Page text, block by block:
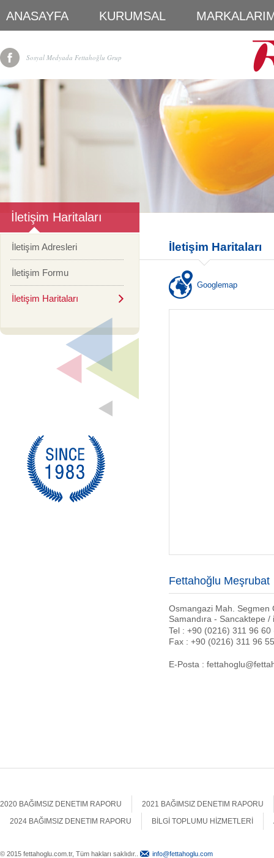
ANASAYFA KURUMSAL
Sosyal Medyada Fettahoğlu Grup
İletişim Haritaları
İletişim Adresleri
İletişim Formu
İletişim Haritaları
İletişim Haritaları
Googlemap
Fettahoğlu Meşrubat
Osmangazi Mah. Segmen
Samandıra - Sancaktepe /
Tel : +90 (0216) 311 96 60
Fax : +90 (0216) 311 96 55
E-Posta :
2020 BAĞIMSIZ DENETIM RAPORU
2021 BAĞIMSIZ DENETIM RAPORU
2024 BAĞIMSIZ DENETIM RAPORU
BİLGİ TOPLUMU HİZMETLERİ
© 2015 fettahoglu.com.tr, Tüm hakları saklıdır.. info@fettahoglu.com